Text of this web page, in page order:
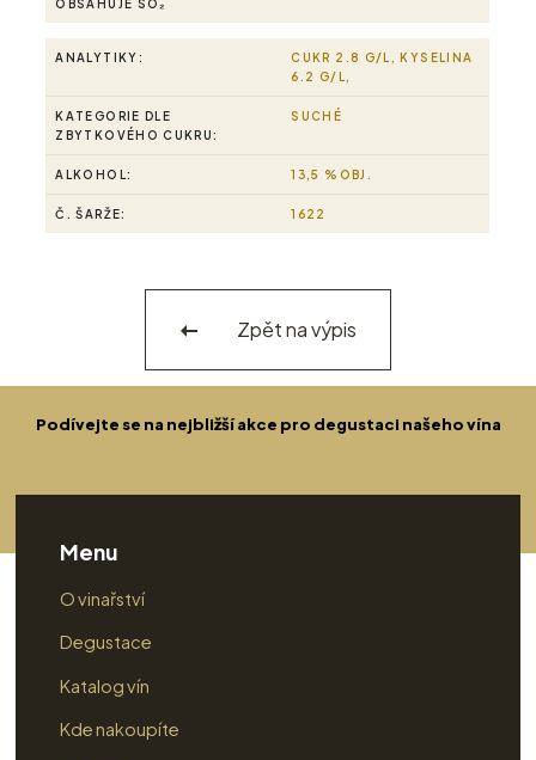
OBSAHUJE SO₂
ANALYTIKY:
CUKR 2.8 G/L, KYSELINA
6.2 G/L,
KATEGORIE DLE
ZBYTKOVÉHO CUKRU:
SUCHÉ
ALKOHOL: 13,5 %OBJ.
Č. ŠARŽE: 1622
Zpět na výpis
Podívejte se na nejbližší akce pro degustaci našeho vína
Menu
O vinařství
Degustace
Katalog vín
Kde nakoupíte